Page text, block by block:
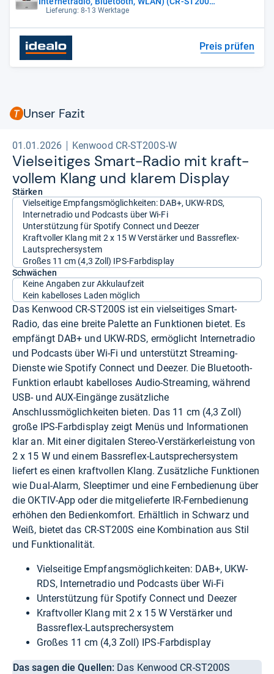
W)Lieferung: 8-13 Werktage
Preis prüfen
Unser Fazit
01.01.2026 Kenwood CR-ST200S-W
Viel­sei­ti­ges Smart-​Radio mit kraft­
vol­lem Klang und kla­rem Dis­play
Stärken
Vielseitige Empfangsmöglichkeiten: DAB+, UKW-RDS,
Internetradio und Podcasts über Wi-Fi
Unterstützung für Spotify Connect und Deezer
Kraftvoller Klang mit 2 x 15 W Verstärker und Bassreflex-
Lautsprechersystem
Großes 11 cm (4,3 Zoll) IPS-Farbdisplay
Schwächen
Keine Angaben zur Akkulaufzeit
Kein kabelloses Laden möglich
Das Kenwood CR-ST200S ist ein vielseitiges Smart-
Radio, das eine breite Palette an Funktionen bietet. Es
empfängt DAB+ und UKW-RDS, ermöglicht Internetradio
und Podcasts über Wi-Fi und unterstützt Streaming-
Dienste wie Spotify Connect und Deezer. Die Bluetooth-
Funktion erlaubt kabelloses Audio-Streaming, während
USB- und AUX-Eingänge zusätzliche
Anschlussmöglichkeiten bieten. Das 11 cm (4,3 Zoll)
große IPS-Farbdisplay zeigt Menüs und Informationen
klar an. Mit einer digitalen Stereo-Verstärkerleistung von
2 x 15 W und einem Bassreflex-Lautsprechersystem
liefert es einen kraftvollen Klang. Zusätzliche Funktionen
wie Dual-Alarm, Sleeptimer und eine Fernbedienung über
die OKTIV-App oder die mitgelieferte IR-Fernbedienung
erhöhen den Bedienkomfort. Erhältlich in Schwarz und
Weiß, bietet das CR-ST200S eine Kombination aus Stil
und Funktionalität.
Vielseitige Empfangsmöglichkeiten: DAB+, UKW-
RDS, Internetradio und Podcasts über Wi-Fi
Unterstützung für Spotify Connect und Deezer
Kraftvoller Klang mit 2 x 15 W Verstärker und
Bassreflex-Lautsprechersystem
Großes 11 cm (4,3 Zoll) IPS-Farbdisplay
Das sagen die Quellen: Das Kenwood CR-ST200S